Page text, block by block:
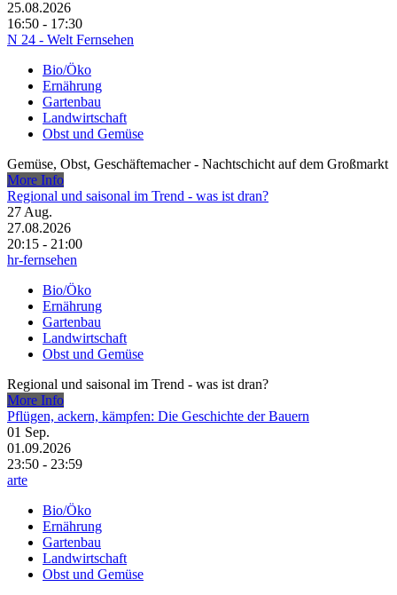
25.08.2026
16:50 - 17:30
N 24 - Welt Fernsehen
Bio/Öko
Ernährung
Gartenbau
Landwirtschaft
Obst und Gemüse
Gemüse, Obst, Geschäftemacher - Nachtschicht auf dem Großmarkt
More Info
Regional und saisonal im Trend - was ist dran?
27 Aug.
27.08.2026
20:15 - 21:00
hr-fernsehen
Bio/Öko
Ernährung
Gartenbau
Landwirtschaft
Obst und Gemüse
Regional und saisonal im Trend - was ist dran?
More Info
Pflügen, ackern, kämpfen: Die Geschichte der Bauern
01 Sep.
01.09.2026
23:50 - 23:59
arte
Bio/Öko
Ernährung
Gartenbau
Landwirtschaft
Obst und Gemüse